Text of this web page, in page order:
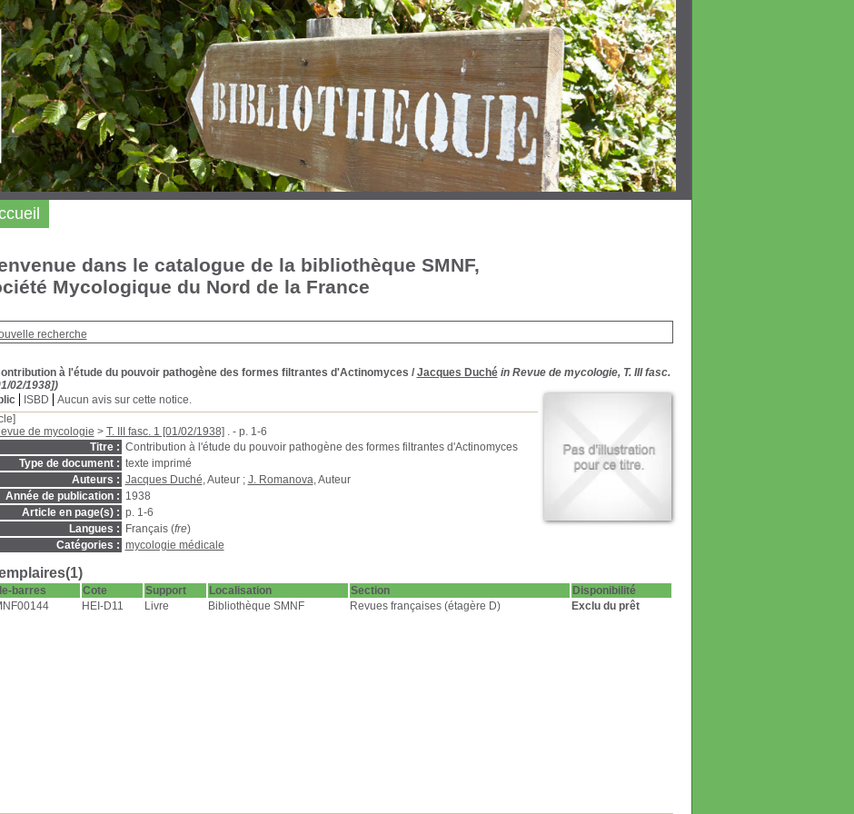
dans le catalogue de la bibliothèque SMNF,
Mycologique du Nord de la France
recherche
à l'étude du pouvoir pathogène des formes filtrantes d'Actinomyces / Jacques Duché in Revue de mycologie, T. III fasc.
02/1938])
ISBD
Aucun avis sur cette notice.
de mycologie > T. III fasc. 1 [01/02/1938] . - p. 1-6
Titre : Contribution à l'étude du pouvoir pathogène des formes filtrantes d'Actinomyces
Type de document : texte imprimé
Auteurs : Jacques Duché, Auteur ; J. Romanova, Auteur
Année de publication : 1938
Article en page(s) : p. 1-6
Langues :
Français (fre)
Catégories : mycologie médicale
barres Cote Support Localisation Section
Disponibilité
HEI-D11 Livre Bibliothèque SMNF Revues françaises (étagère D) Exclu du prêt